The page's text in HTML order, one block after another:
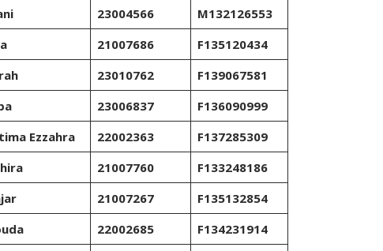
23004566 M132126553
21007686
F135120434
23010762
F139067581
23006837 F136090999
Ezzahra 22002363
F137285309
21007760
F133248186
21007267 F135132854
22002685
F134231914